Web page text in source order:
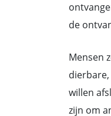
de
Mensen
willen
zijn om